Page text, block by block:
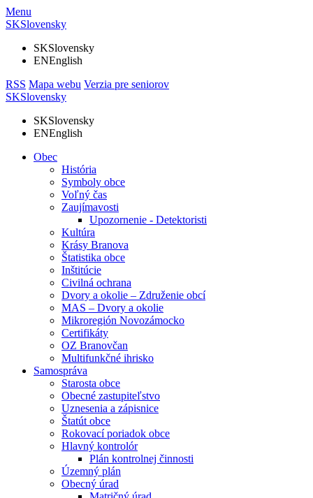
Menu
SKSlovensky
SKSlovensky
ENEnglish
RSS Mapa webu Verzia pre seniorov
SKSlovensky
SKSlovensky
ENEnglish
Obec
História
Symboly obce
Voľný čas
Zaujímavosti
Upozornenie - Detektoristi
Kultúra
Krásy Branova
Štatistika obce
Inštitúcie
Civilná ochrana
Dvory a okolie – Združenie obcí
MAS – Dvory a okolie
Mikroregión Novozámocko
Certifikáty
OZ Branovčan
Multifunkčné ihrisko
Samospráva
Starosta obce
Obecné zastupiteľstvo
Uznesenia a zápisnice
Štatút obce
Rokovací poriadok obce
Hlavný kontrolór
Plán kontrolnej činnosti
Územný plán
Obecný úrad